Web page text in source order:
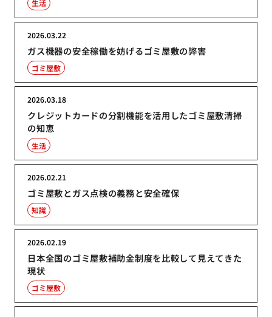
生活
ガス機器の安全稼働を妨げるゴミ屋敷の弊害
2026.03.22
ゴミ屋敷
クレジットカードの分割機能を活用したゴミ屋敷清掃
の知恵
2026.03.18
生活
ゴミ屋敷とガス点検の義務と安全確保
2026.02.21
知識
日本全国のゴミ屋敷補助金制度を比較して見えてきた
現状
2026.02.19
ゴミ屋敷